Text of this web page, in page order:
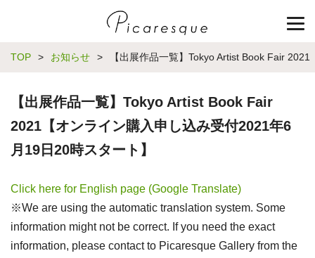
TOP > お知らせ > 【出展作品一覧】Tokyo Artist Book Fair
【出展作品一覧】Tokyo Artist Book Fair
2021【オンライン購入申し込み受付2021年6
月19日20時スタート】
Click here for English page (Google Translate)
※We are using the automatic translation system. Some
information might not be correct. If you need the exact
information, please contact to Picaresque Gallery from the